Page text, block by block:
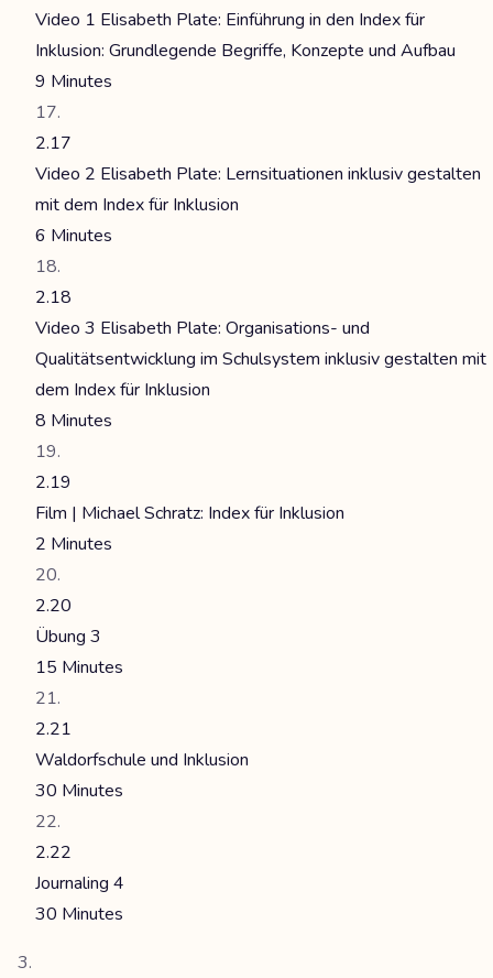
Video 1 Elisabeth Plate: Einführung in den Index für
Inklusion: Grundlegende Begriffe, Konzepte und Aufbau
9 Minutes
2.17
Video 2 Elisabeth Plate: Lernsituationen inklusiv gestalten
mit dem Index für Inklusion
6 Minutes
2.18
Video 3 Elisabeth Plate: Organisations- und
Qualitätsentwicklung im Schulsystem inklusiv gestalten mit
dem Index für Inklusion
8 Minutes
2.19
Film | Michael Schratz: Index für Inklusion
2 Minutes
2.20
Übung 3
15 Minutes
2.21
Waldorfschule und Inklusion
30 Minutes
2.22
Journaling 4
30 Minutes